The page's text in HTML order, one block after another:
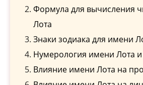
Формула для вычисления
Лота
Знаки зодиака для имени
Нумерология имени Лота
Влияние имени Лота на